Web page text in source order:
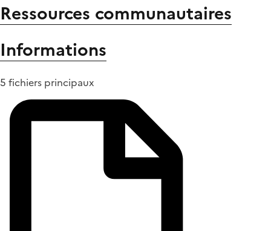
Ressources communautaires
Informations
5 fichiers principaux